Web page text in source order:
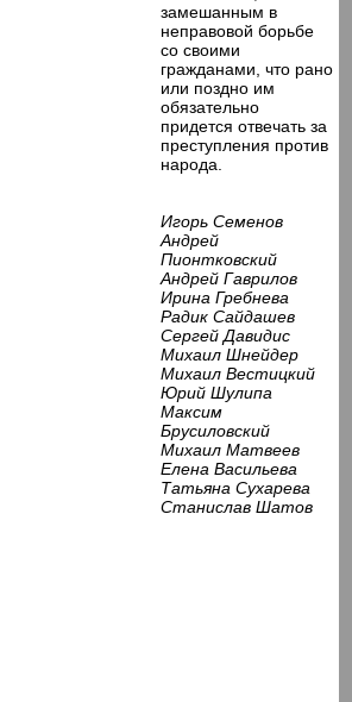
замешанным в
неправовой борьбе
со своими
гражданами, что рано
или поздно им
обязательно
придется отвечать за
преступления против
народа.
Игорь Семенов
Андрей
Пионтковский
Андрей Гаврилов
Ирина Гребнева
Радик Сайдашев
Сергей Давидис
Михаил Шнейдер
Михаил Вестицкий
Юрий Шулипа
Максим
Брусиловский
Михаил Матвеев
Елена Васильева
Татьяна Сухарева
Станислав Шатов